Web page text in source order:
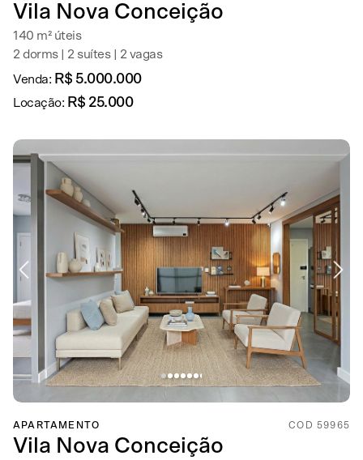
Vila Nova Conceição
140 m² úteis
2 dorms | 2 suítes | 2 vagas
Venda: R$ 5.000.000
Locação: R$ 25.000
APARTAMENTO COD 59965
Vila Nova Conceição